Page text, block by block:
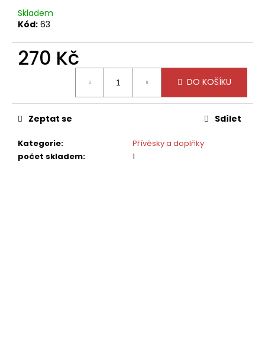
Skladem
Kód: 63
270 Kč
DO KOŠÍKU
Kategorie:
Přívěsky a doplňky
počet skladem: 1
Zeptat se Sdílet
e
m